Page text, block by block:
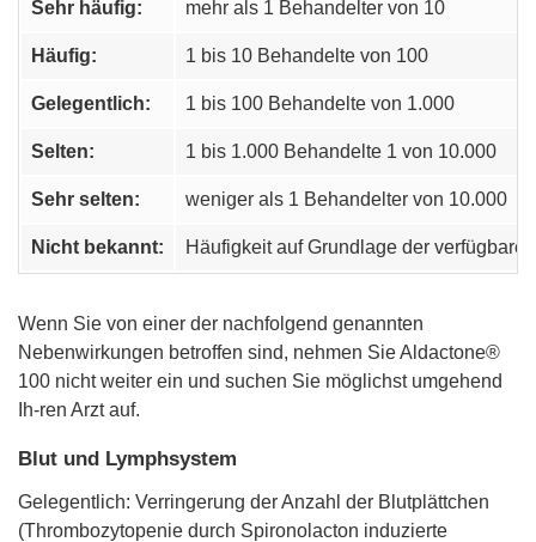
Sehr häufig: mehr als 1 Behandelter von 10
Häufig: 1 bis 10 Behandelte von 100
Gelegentlich: 1 bis 100 Behandelte von 1.000
Selten: 1 bis 1.000 Behandelte 1 von 10.000
Sehr selten: weniger als 1 Behandelter von 10.000
Nicht bekannt: Häufigkeit auf Grundlage der
Wenn Sie von einer der nachfolgend genannten
Nebenwirkungen betroffen sind, nehmen Sie Aldactone®
100 nicht weiter ein und suchen Sie möglichst umgehend
Ih-ren Arzt auf.
Blut und Lymphsystem
Gelegentlich: Verringerung der Anzahl der Blutplättchen
(Thrombozytopenie durch Spironolacton induzierte